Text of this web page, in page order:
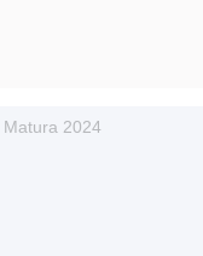
Matura 2024